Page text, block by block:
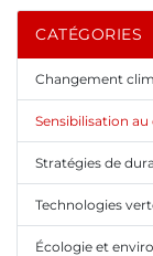
CATÉGORIES
Changement
Sensibilisation
Stratégies de
Technologies
Écologie et